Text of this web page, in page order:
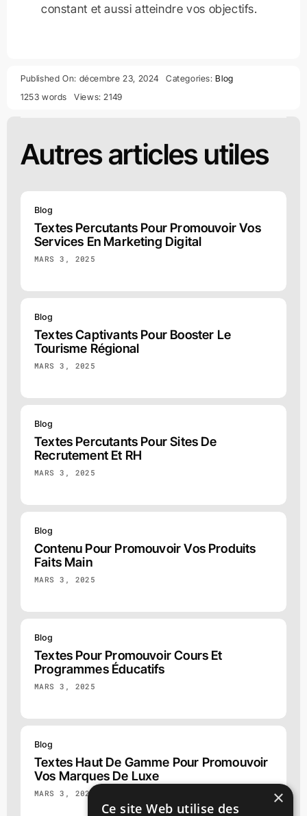
constant et aussi atteindre vos objectifs.
Published On: décembre 23, 2024 Categories:Blog
1253 words
Views: 2149
Autres articles utiles
Blog
Textes Percutants Pour Promouvoir Vos
Services En Marketing Digital
MARS 3, 2025
Blog
Textes Captivants Pour Booster Le
Tourisme Régional
MARS 3, 2025
Blog
Textes Percutants Pour Sites De
Recrutement Et RH
MARS 3, 2025
Blog
Contenu Pour Promouvoir Vos Produits
Faits Main
MARS 3, 2025
Blog
Textes Pour Promouvoir Cours Et
Programmes Éducatifs
MARS 3, 2025
Blog
Textes Haut De Gamme Pour Promouvoir
Vos Marques De Luxe
MARS 3, 2025 ×
Ce site Web utilise des